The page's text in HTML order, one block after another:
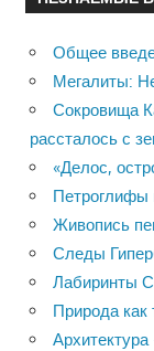
Общее
Мегалиты:
Сокровища
рассталось с
«Делос,
Петроглифы
Живопись
Следы
Лабиринты
Природа как